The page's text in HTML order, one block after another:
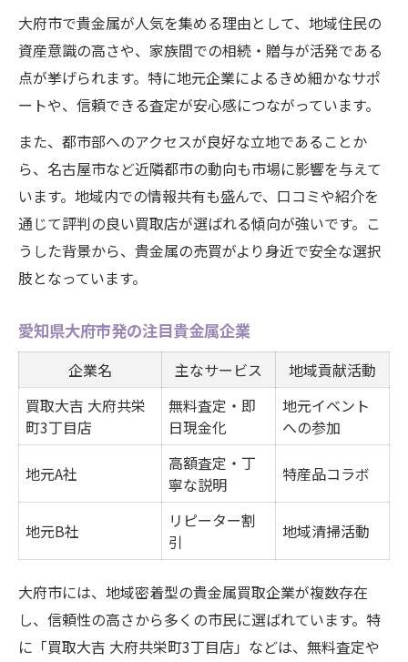
大府市で貴金属が人気を集める理由として、地域住民の
資産意識の高さや、家族間での相続・贈与が活発である
点が挙げられます。特に地元企業によるきめ細かなサポ
ートや、信頼できる査定が安心感につながっています。
また、都市部へのアクセスが良好な立地であることか
ら、名古屋市など近隣都市の動向も市場に影響を与えて
います。地域内での情報共有も盛んで、口コミや紹介を
通じて評判の良い買取店が選ばれる傾向が強いです。こ
うした背景から、貴金属の売買がより身近で安全な選択
肢となっています。
愛知県大府市発の注目貴金属企業
企業名 主なサービス
地域貢献活動
買取大吉 大府共栄
町3丁目店
無料査定・即
日現金化
地元イベント
への参加
地元A社
高額査定・丁
寧な説明
特産品コラボ
地元B社
リピーター割
引
地域清掃活動
大府市には、地域密着型の貴金属買取企業が複数存在
し、信頼性の高さから多くの市民に選ばれています。特
に「買取大吉 大府共栄町3丁目店」などは、無料査定や